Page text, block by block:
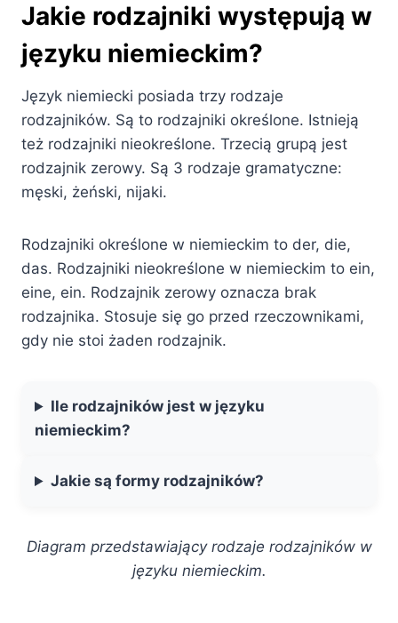
Jakie rodzajniki występują w
języku niemieckim?
Język niemiecki posiada trzy rodzaje
rodzajników. Są to rodzajniki określone. Istnieją
też rodzajniki nieokreślone. Trzecią grupą jest
rodzajnik zerowy. Są 3 rodzaje gramatyczne:
męski, żeński, nijaki.
Rodzajniki określone w niemieckim to der, die,
das. Rodzajniki nieokreślone w niemieckim to ein,
eine, ein. Rodzajnik zerowy oznacza brak
rodzajnika. Stosuje się go przed rzeczownikami,
gdy nie stoi żaden rodzajnik.
Ile rodzajników jest w języku
niemieckim?
Jakie są formy rodzajników?
Diagram przedstawiający rodzaje rodzajników w
języku niemieckim.